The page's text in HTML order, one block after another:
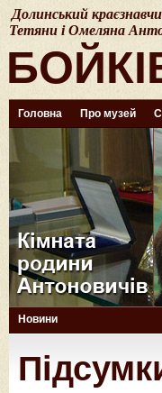
Долинський
Тетяни і Омеляна
Головна Про музей
Новини